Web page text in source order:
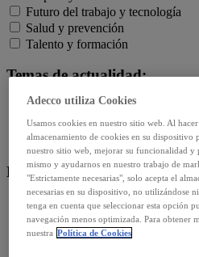
Futuro del trabajo y tecnología
Salud y prevención
Talento y formación
Temas de actualidad:
Reformas laborales
Reskilling y upskilling
Salud emocional y post-pandemia
Recursos:
Artículos
Infografías
Informes
Adecco utiliza Cookies
Usamos cookies en nuestro sitio web. Al
almacenamiento de cookies en su dispositivo
nuestro sitio web, mejorar su funcionalidad y
mismo y ayudarnos en nuestro trabajo de
"Estrictamente necesarias", solo acepta el
necesarias en su dispositivo, no utilizándose
tenga en cuenta que seleccionar esta opción
navegación menos optimizada. Para obtener
nuestra Política de Cookies